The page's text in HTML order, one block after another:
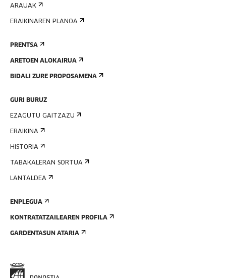
ARAUAK
ERAIKINAREN PLANOA
PRENTSA
ARETOEN ALOKAIRUA
BIDALI ZURE PROPOSAMENA
GURI BURUZ
EZAGUTU GAITZAZU
ERAIKINA
HISTORIA
TABAKALERAN SORTUA
LANTALDEA
ENPLEGUA
KONTRATATZAILEAREN PROFILA
GARDENTASUN ATARIA